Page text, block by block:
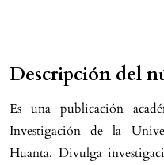
Descripción del
Es una publicación
Investigación de la
Huanta. Divulga